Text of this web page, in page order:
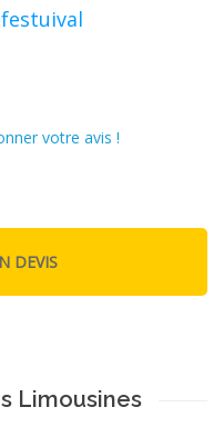
votre avis !
Limousines